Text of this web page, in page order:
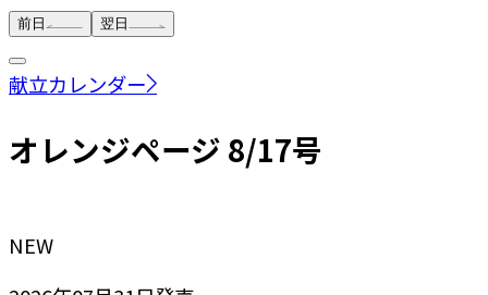
前日 翌日
献立カレンダー
オレンジページ 8/17号
NEW